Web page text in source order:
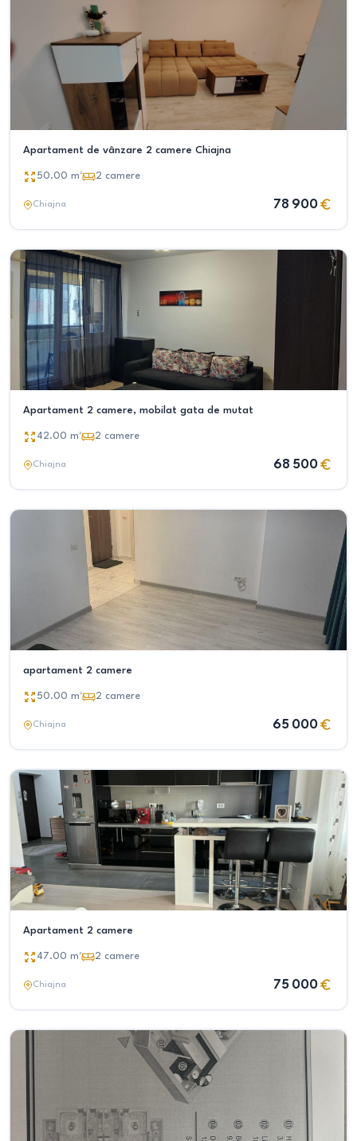
Apartament de vânzare 2 camere Chiajna
50.00 m² 2 camere
Chiajna 78 900
Apartament 2 camere, mobilat gata de mutat
42.00 m² 2 camere
Chiajna 68 500
apartament 2 camere
50.00 m² 2 camere
Chiajna 65 000
Apartament 2 camere
47.00 m² 2 camere
Chiajna 75 000